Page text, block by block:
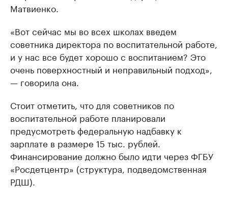
Матвиенко.
«Вот сейчас мы во всех школах введем
советника директора по воспитательной работе,
и у нас все будет хорошо с воспитанием? Это
очень поверхностный и неправильный подход»,
— говорила она.
Стоит отметить, что для советников по
воспитательной работе планировали
предусмотреть федеральную надбавку к
зарплате в размере 15 тыс. рублей.
Финансирование должно было идти через ФГБУ
«Росдетцентр» (структура, подведомственная
РДШ).